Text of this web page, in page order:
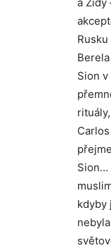
Sion
Sion…
kdyby